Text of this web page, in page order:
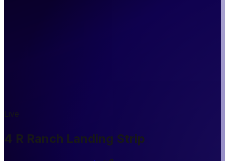
Live
4 R Ranch Landing Strip